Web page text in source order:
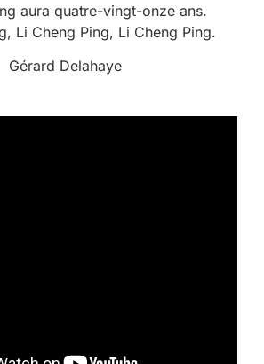
aura quatre-vingt-onze ans.
Li Cheng Ping, Li Cheng Ping.
Gérard Delahaye